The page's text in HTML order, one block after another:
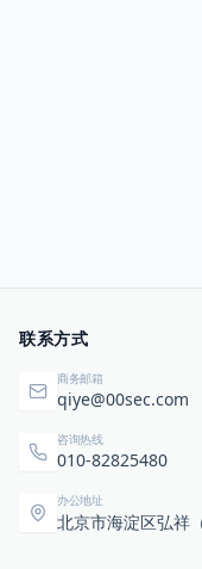
联系方式
商务邮箱
qiye@00sec.com
咨询热线
010-82825480
办公地址
北京市海淀区弘祥